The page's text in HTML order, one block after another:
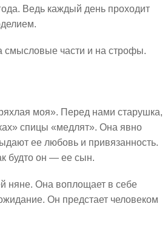
Ведь каждый день проходит
смысловые части и на строфы.
моя». Перед нами старушка,
спицы «медлят». Она явно
ее любовь и привязанность.
будто он — ее сын.
няне. Она воплощает в себе
Он предстает человеком